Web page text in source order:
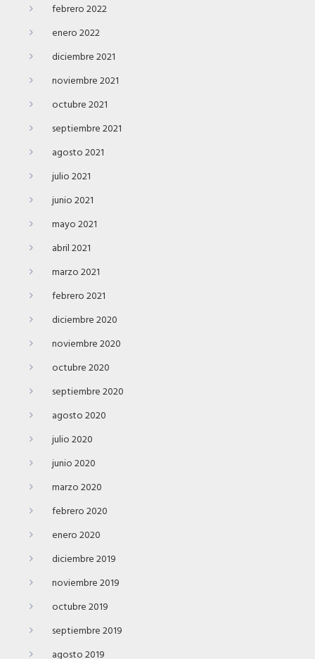
febrero 2022
enero 2022
diciembre 2021
noviembre 2021
octubre 2021
septiembre 2021
agosto 2021
julio 2021
junio 2021
mayo 2021
abril 2021
marzo 2021
febrero 2021
diciembre 2020
noviembre 2020
octubre 2020
septiembre 2020
agosto 2020
julio 2020
junio 2020
marzo 2020
febrero 2020
enero 2020
diciembre 2019
noviembre 2019
octubre 2019
septiembre 2019
agosto 2019